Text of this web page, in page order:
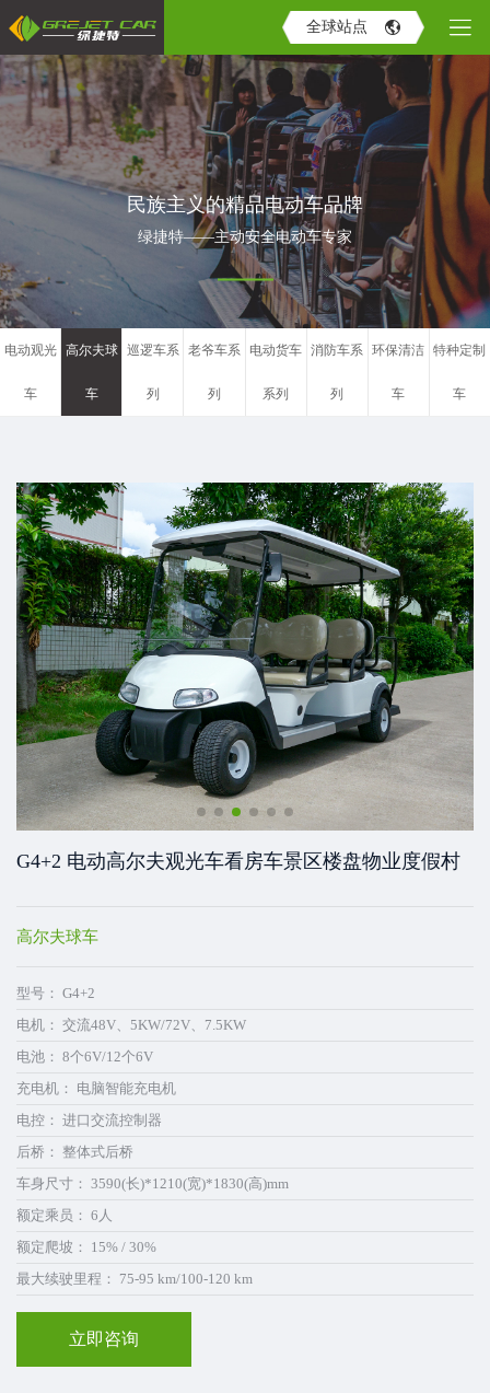
全球站点
电动观光
车
高尔夫球
车
巡逻车系
列
老爷车系
列
电动货车
系列
消防车系
列
环保清洁
车
特种定制
车
民族主义的精品电动车品牌
绿捷特——主动安全电动车专家
G4+2 电动高尔夫观光车看房车景区楼盘物业度假村
高尔夫球车
型号： G4+2
电机： 交流48V、5KW/72V、7.5KW
电池： 8个6V/12个6V
充电机： 电脑智能充电机
电控： 进口交流控制器
后桥： 整体式后桥
车身尺寸： 3590(长)*1210(宽)*1830(高)mm
额定乘员： 6人
额定爬坡： 15% / 30%
最大续驶里程： 75-95 km/100-120 km
立即咨询